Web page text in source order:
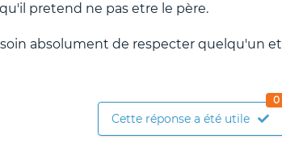
pretend ne pas etre le père.
absolument de respecter quelqu'un et
Cette réponse a été utile
0